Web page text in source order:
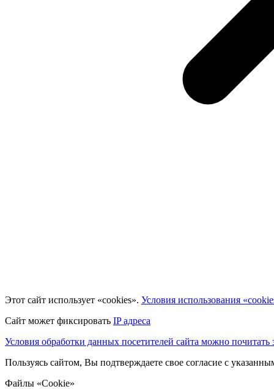
Этот сайт использует «cookies». Условия использования
Сайт может фиксировать IP адреса
Условия обработки данных посетителей сайта можно почитать
Пользуясь сайтом, Вы подтверждаете свое согласие с
Файлы «Cookie»